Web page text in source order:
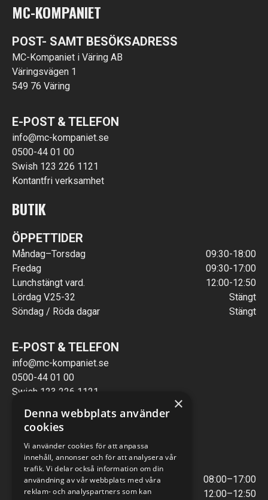
MC-KOMPANIET
POST- SAMT BESÖKSADRESS
MC-Kompaniet i Väring AB
Väringsvägen 1
549 76 Väring
E-POST & TELEFON
info@mc-kompaniet.se
0500-44 01 00
Swish 123 226 1121
Kontantfri verksamhet
BUTIK
ÖPPETTIDER
Måndag–Torsdag
09:30-18:00
Fredag
09:30-17:00
Lunchstängt vard.
12:00-12:50
Lördag V.25-32
Stängt
Söndag / Röda dagar
Stängt
E-POST & TELEFON
info@mc-kompaniet.se
0500-44 01 00
Swish 123 226 1121
VERKSTAD
ÖPPETTIDER
Måndag - Torsdag
08:00–17:00
Lunchstängt
12:00–12:50
×
Denna webbplats använder
cookies
Vi använder cookies för att anpassa
innehåll, annonser och för att analysera vår
trafik. Vi delar också information om din
användning av vår webbplats med våra
reklam- och analyspartners som kan